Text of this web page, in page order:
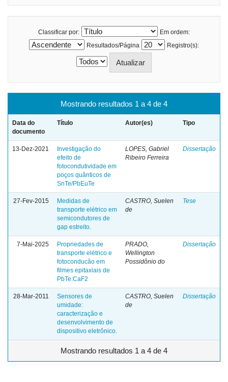
Classificar por:
Em ordem:
Resultados/Página
Registro(s):
Mostrando resultados 1 a 4 de 4
Data do
documento
Título Autor(es) Tipo
13-Dez-2021
Investigação do
efeito de
fotocondutividade em
poços quânticos de
SnTe/PbEuTe
LOPES, Gabriel
Ribeiro Ferreira
Dissertação
27-Fev-2015
Medidas de
transporte elétrico em
semicondutores de
gap estreito.
CASTRO, Suelen
de
Tese
7-Mai-2025
Propriedades de
transporte elétrico e
fotoconducão em
filmes epitaxiais de
PbTe:CaF2
PRADO,
Wellington
Possidônio do
Dissertação
28-Mar-2011
Sensores de
umidade:
caracterização e
desenvolvimento de
dispositivo eletrônico.
CASTRO, Suelen
de
Dissertação
Mostrando resultados 1 a 4 de 4